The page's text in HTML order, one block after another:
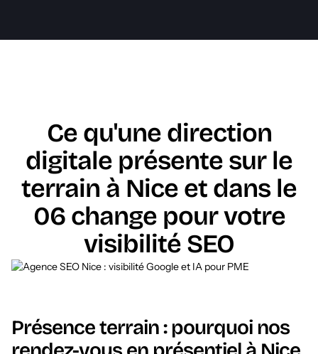
Ce qu'une direction
digitale présente sur le
terrain à Nice et dans le
06 change pour votre
visibilité SEO
Présence terrain : pourquoi nos